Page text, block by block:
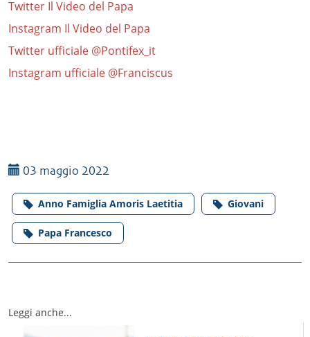
Twitter Il Video del Papa
Instagram Il Video del Papa
Twitter ufficiale @Pontifex_it
Instagram ufficiale @Franciscus
03 maggio 2022
Anno Famiglia Amoris Laetitia Giovani
Papa Francesco
Leggi anche...